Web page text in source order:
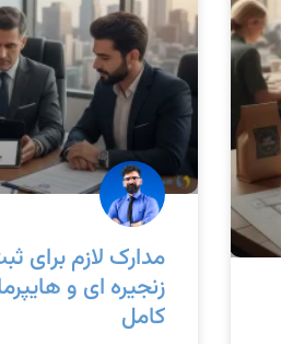
مدارک لازم برای
زنجیره ای و
کامل